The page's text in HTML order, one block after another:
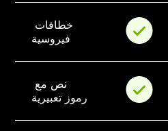
خطافات
فيروسية
نص مع
رموز تعبيرية